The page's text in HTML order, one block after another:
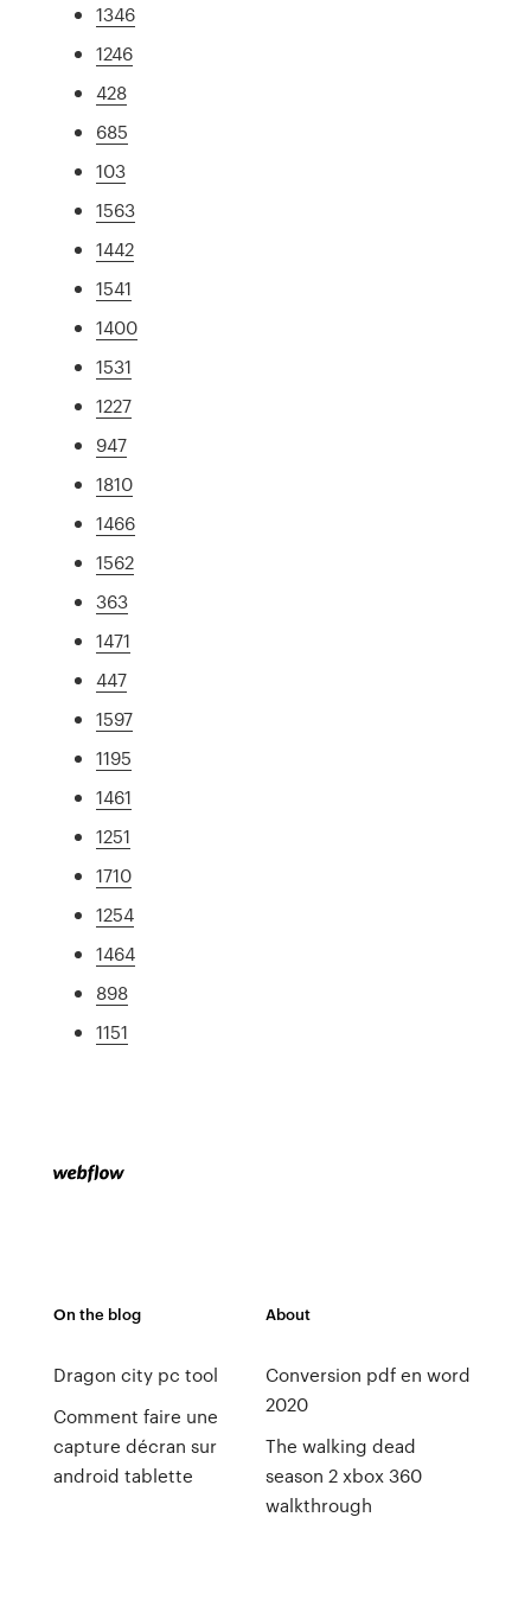
1346
1246
428
685
103
1563
1442
1541
1400
1531
1227
947
1810
1466
1562
363
1471
447
1597
1195
1461
1251
1710
1254
1464
898
1151
On the blog
Dragon city pc tool
Comment faire une
capture décran sur
android tablette
About
Conversion pdf en word
2020
The walking dead
season 2 xbox 360
walkthrough